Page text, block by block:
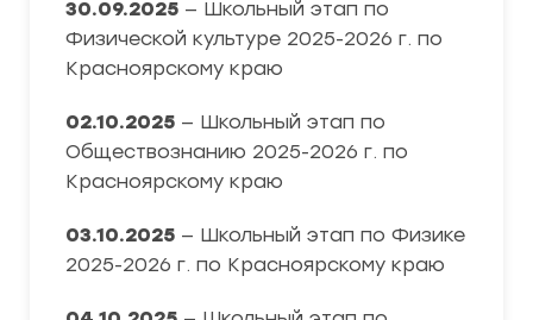
30.09.2025 — Школьный этап по
Физической культуре 2025-2026 г. по
Красноярскому краю
02.10.2025 — Школьный этап по
Обществознанию 2025-2026 г. по
Красноярскому краю
03.10.2025 — Школьный этап по Физике
2025-2026 г. по Красноярскому краю